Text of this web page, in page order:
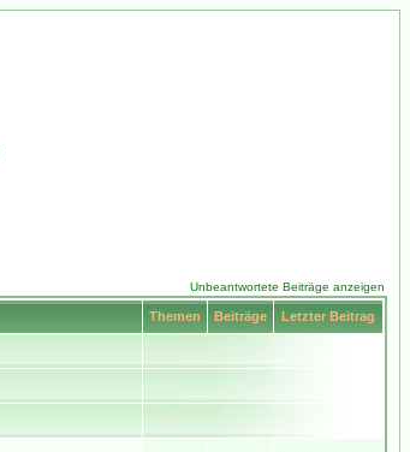
Unbeantwortete Beiträge anzeigen
Themen Beiträge Letzter Beitrag